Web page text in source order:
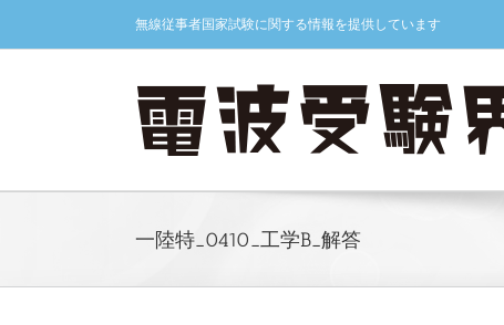
content
無線従事者国家試験に関する情報を提供しています
一陸特_0410_工学B_解答